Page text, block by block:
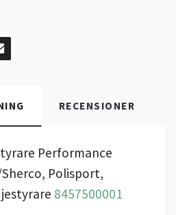
RECENSIONER
Performance
Polisport,
8457500001